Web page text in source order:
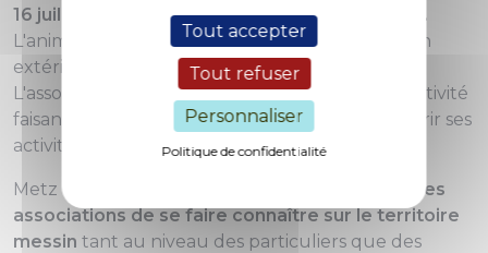
Tout accepter
Tout refuser
Personnaliser
Politique de confidentialité
16 juillet et le 15 août sur le site de Metz Plage.
L'animation envisagée doit pouvoir se réaliser en
extérieur et être accessible à un public familial.
L'association peut donc mettre en place une activité
faisant participer le public ou bien faire découvrir ses
activités lors de démonstrations.
Metz Plage est
une excellente occasion pour les
associations de se faire connaître sur le territoire
messin tant au niveau des particuliers que des